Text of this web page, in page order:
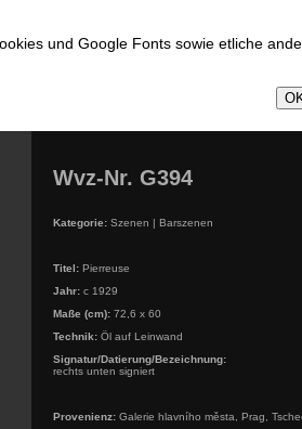
und Google Fonts sowie etliche
Wvz-Nr. G394
Kategorie: Szenen | Barszenen
Titel: Pierreuse
Jahr: c 1929
Maße (cm): 72,6 x 60
Technik: Öl auf Leinwand
Signatur/Datierung/Bezeichnung:
rechts unten signiert
Provenienz: Galerie hlavního města, Prag,